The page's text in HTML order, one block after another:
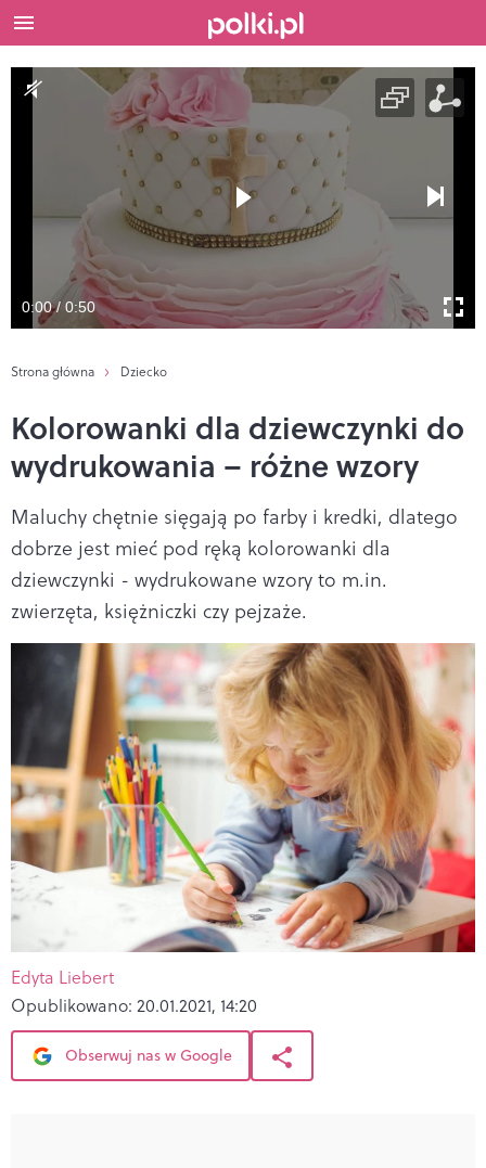
0:00 / 0:50
Strona główna Dziecko
Kolorowanki dla dziewczynki do
wydrukowania – różne wzory
Maluchy chętnie sięgają po farby i kredki, dlatego
dobrze jest mieć pod ręką kolorowanki dla
dziewczynki - wydrukowane wzory to m.in.
zwierzęta, księżniczki czy pejzaże.
Edyta Liebert
Opublikowano: 20.01.2021, 14:20
Obserwuj nas w Google